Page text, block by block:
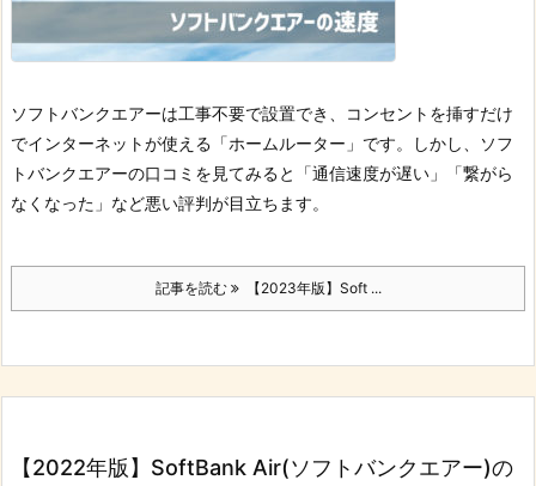
ソフトバンクエアーは工事不要で設置でき、コンセントを挿すだけ
でインターネットが使える「ホームルーター」です。
しかし、ソフ
トバンクエアーの口コミを見てみると「通信速度が遅い」「繋がら
なくなった」など悪い評判が目立ちます。
記事を読む 【2023年版】Soft ...
【2022年版】SoftBank Air(ソフトバンクエアー)の